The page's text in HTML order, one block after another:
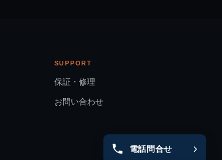
SUPPORT
保証・修理
お問い合わせ
電話問合せ